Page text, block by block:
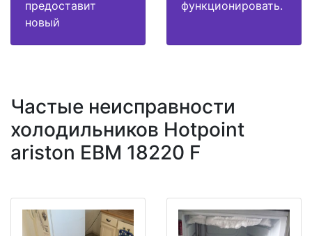
предоставит
новый
функционировать.
Частые неисправности
холодильников Hotpoint
ariston EBM 18220 F